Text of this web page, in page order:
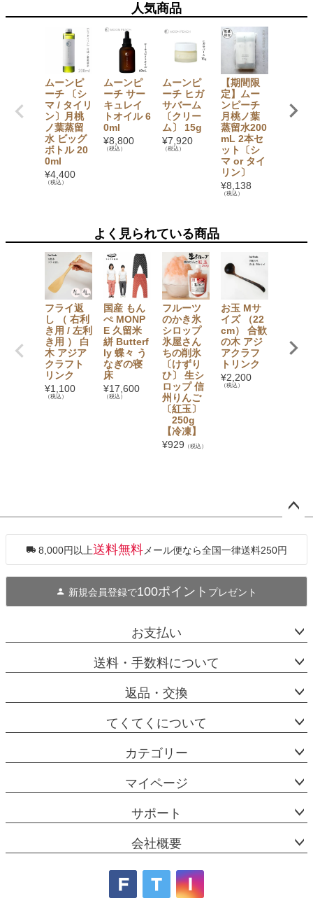
人気商品
ムーンピ
ーチ 〔シ
マ / タイリ
ン〕月桃
ノ葉蒸留
水 ビッグ
ボトル 20
0ml
¥4,400
（税込）
ムーンピ
ーチ サー
キュレイ
トオイル 6
0ml
¥8,800
（税込）
ムーンピ
ーチ ヒガ
サバーム
〔クリー
ム〕 15g
¥7,920
（税込）
【期間限
定】ムー
ンピーチ
月桃ノ葉
蒸留水200
mL 2本セ
ット〔シ
マ or タイ
リン〕
¥8,138
（税込）
サバー
〔クリ
よく見られている商品
フライ返
し （ 右利
き用 / 左利
き用 ） 白
木 アジア
クラフト
リンク
¥1,100
（税込）
国産 もん
ぺ MONP
E 久留米
絣 Butterf
ly 蝶々 う
なぎの寝
床
¥17,600
（税込）
フルーツ
のかき氷
シロップ
氷屋さん
ちの削氷
〔けずり
ひ〕 生シ
ロップ 信
州りんご
〔紅玉〕
250g
【冷凍】
¥929 （税込）
お玉 Mサ
イズ （22
cm） 合歓
の木 アジ
アクラフ
トリンク
¥2,200
（税込）
dy's）
4,730
ジト
へ
8,000円以上送料無料 メール便なら全国一律送料250円
新規会員登録で100ポイント プレゼント
お支払い
送料・手数料について
返品・交換
てくてくについて
カテゴリー
マイページ
サポート
会社概要